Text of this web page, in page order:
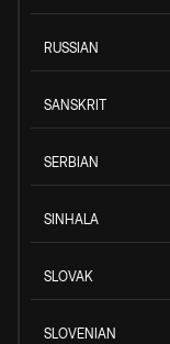
RUSSIAN
SANSKRIT
SERBIAN
SINHALA
SLOVAK
SLOVENIAN